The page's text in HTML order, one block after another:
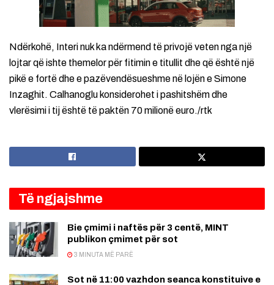
Ndërkohë, Interi nuk ka ndërmend të privojë veten nga një
lojtar që ishte themelor për fitimin e titullit dhe që është një
pikë e fortë dhe e pazëvendësueshme në lojën e Simone
Inzaghit. Calhanoglu konsiderohet i pashitshëm dhe
vlerësimi i tij është të paktën 70 milionë euro./rtk
Të ngjajshme
Bie çmimi i naftës për 3 centë, MINT
publikon çmimet për sot
3 MINUTA MË PARË
Sot në 11:00 vazhdon seanca konstituive e